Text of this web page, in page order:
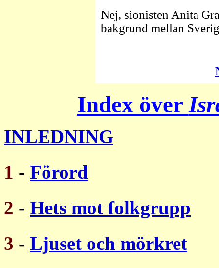
Nej, sionisten Anita
bakgrund mellan
Index över
INLEDNING
1 - Förord
2 - Hets mot folkgrupp
3 - Ljuset och mörkret